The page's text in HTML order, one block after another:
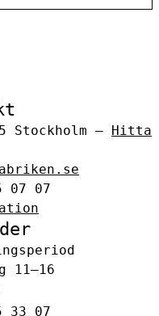
Stockholm –
Hitta
07 07
11–16
33 07